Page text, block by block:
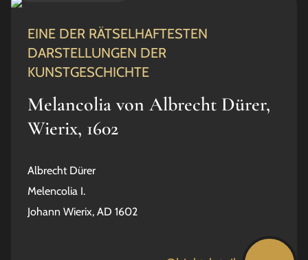
EINE DER RÄTSELHAFTESTEN
DARSTELLUNGEN DER
KUNSTGESCHICHTE
Melancolia von Albrecht Dürer,
Wierix, 1602
Albrecht Dürer
Melencolia I.
Johann Wierix, AD 1602